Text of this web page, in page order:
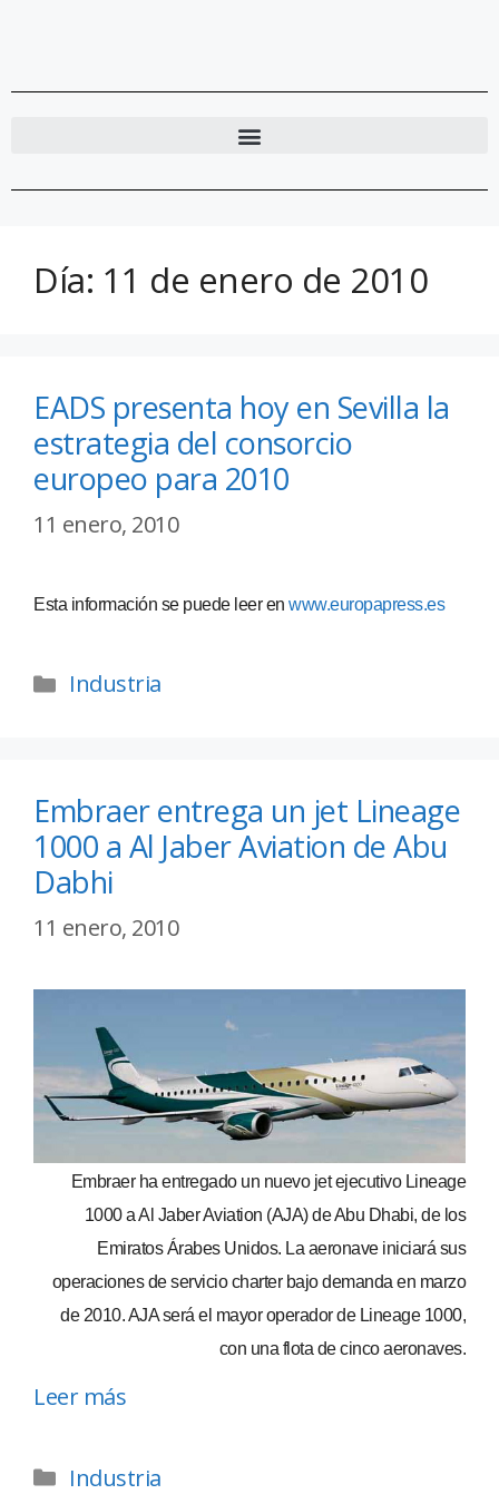
Día: 11 de enero de 2010
EADS presenta hoy en Sevilla la
estrategia del consorcio
europeo para 2010
11 enero, 2010
Esta información se puede leer en www.europapress.es
Industria
Embraer entrega un jet Lineage
1000 a Al Jaber Aviation de Abu
Dabhi
11 enero, 2010
Embraer ha entregado un nuevo jet ejecutivo Lineage
1000 a Al Jaber Aviation (AJA) de Abu Dhabi, de los
Emiratos Árabes Unidos. La aeronave iniciará sus
operaciones de servicio charter bajo demanda en marzo
de 2010. AJA será el mayor operador de Lineage 1000,
con una flota de cinco aeronaves.
Leer más
Industria